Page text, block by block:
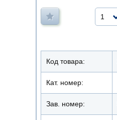
1
Код товара:
Кат. номер:
Зав. номер: